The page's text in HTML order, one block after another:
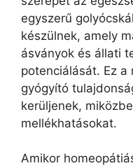
egyszerű
készülnek, amely
ásványok és állati
potenciálását. Ez
gyógyító
kerüljenek,
mellékhatásokat.
Amikor